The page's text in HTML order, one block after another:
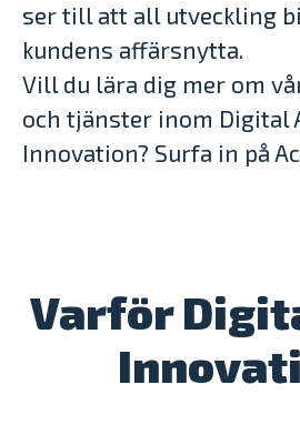
ser till att all utveckling
kundens affärsnytta.
Vill du lära dig mer om
och tjänster inom Digital
Innovation? Surfa in på
Varför